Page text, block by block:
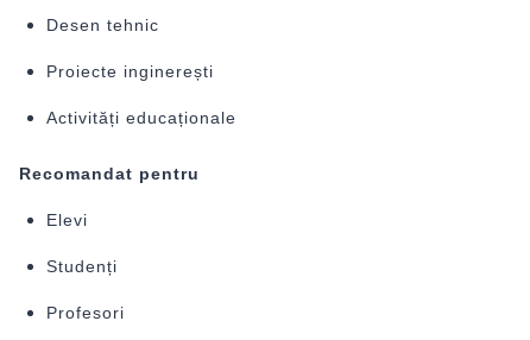
Desen tehnic
Proiecte inginerești
Activități educaționale
Recomandat pentru
Elevi
Studenți
Profesori